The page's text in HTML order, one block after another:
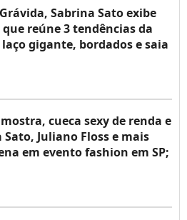
Sabrina Sato exibe
reúne 3 tendências da
gigante, bordados e saia
cueca sexy de renda e
Juliano Floss e mais
em evento fashion em SP;